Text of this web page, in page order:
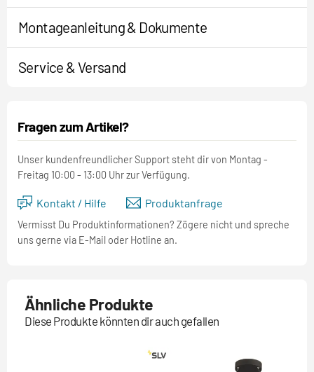
Montageanleitung & Dokumente
Service & Versand
Fragen zum Artikel?
Unser kundenfreundlicher Support steht dir von Montag -
Freitag 10:00 - 13:00 Uhr zur Verfügung.
Kontakt / Hilfe Produktanfrage
Vermisst Du Produktinformationen? Zögere nicht und spreche
uns gerne via E-Mail oder Hotline an.
Ähnliche Produkte
Diese Produkte könnten dir auch gefallen